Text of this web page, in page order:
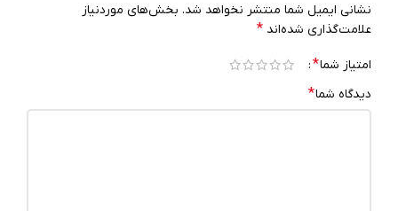
نشانی ایمیل شما منتشر نخواهد شد. بخش‌های موردنیاز
علامت‌گذاری شده‌اند *
امتیاز شما*
دیدگاه شما*